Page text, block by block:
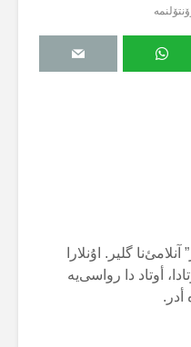
گلیر. اۇنلارا
أوتاد دا رواسی‌یە
أدر.